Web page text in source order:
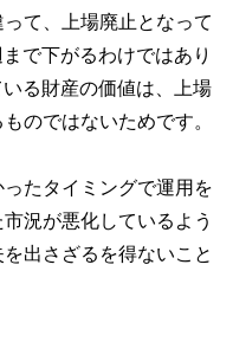
て、上場廃止となって
で下がるわけではあり
る財産の価値は、上場
のではないためです。
たタイミングで運用を
況が悪化しているよう
出さざるを得ないこと